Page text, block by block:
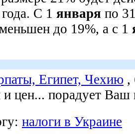
С 1 января по
до 19%, а с 1
Египет, Чехию ,
цен... порадует Ваш
налоги в Украине